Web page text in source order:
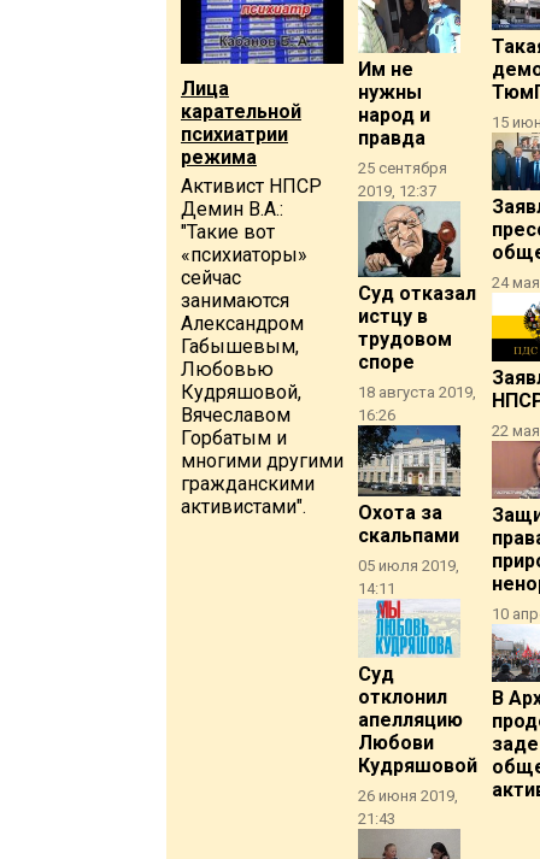
Лица
карательной
психиатрии
режима
Активист НПСР
Демин В.А.:
"Такие вот
«психиаторы»
сейчас
занимаются
Александром
Габышевым,
Любовью
Кудряшовой,
Вячеславом
Горбатым и
многими другими
гражданскими
активистами".
Им не
нужны
народ и
правда
25 сентября
2019, 12:37
Суд отказал
истцу в
трудовом
споре
18 августа 2019,
16:26
Охота за
скальпами
05 июля 2019,
14:11
Суд
отклонил
апелляцию
Любови
Кудряшовой
26 июня 2019,
21:43
15
24
22
10
В